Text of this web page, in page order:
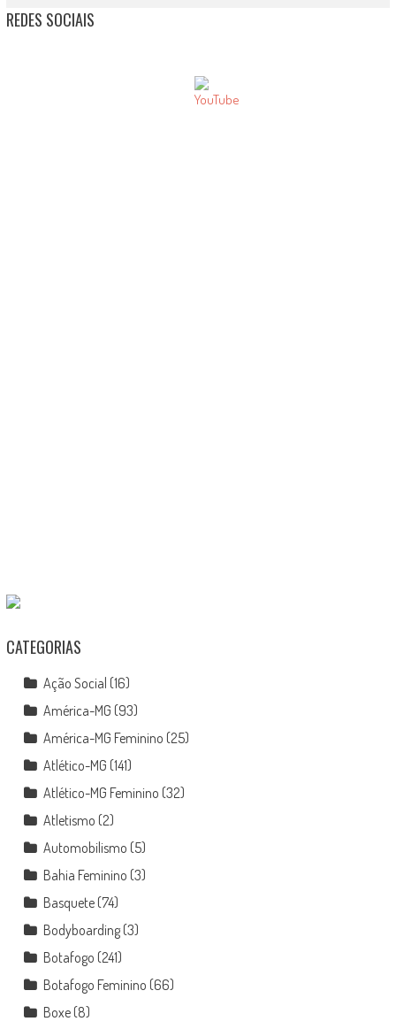
REDES SOCIAIS
CATEGORIAS
Ação Social (16)
América-MG (93)
América-MG Feminino (25)
Atlético-MG (141)
Atlético-MG Feminino (32)
Atletismo (2)
Automobilismo (5)
Bahia Feminino (3)
Basquete(74)
Bodyboarding(3)
Botafogo (241)
Botafogo Feminino (66)
Boxe(8)